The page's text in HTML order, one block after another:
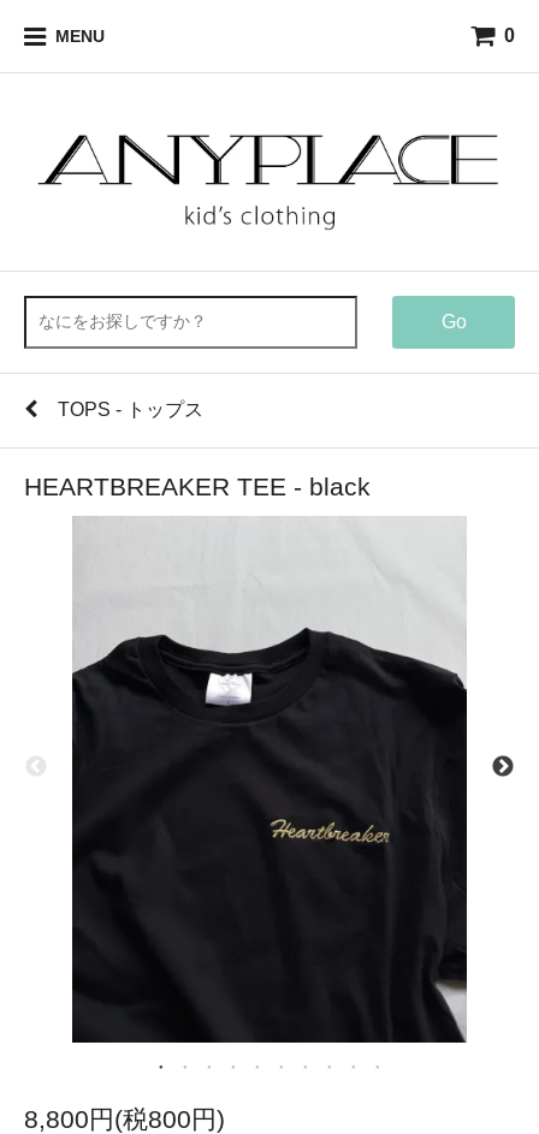
MENU 0
Go
TOPS - トップス
HEARTBREAKER TEE - black
8,800円(税800円)